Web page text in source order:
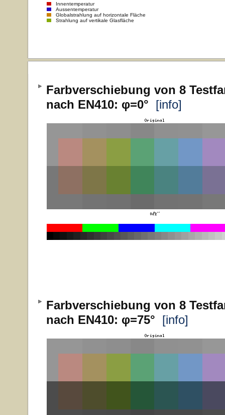
Innentemperatur
Aussentemperatur
Globalstrahlung auf horizontale Fläche
Strahlung auf vertikale Glasfläche
Farbverschiebung von 8
nach EN410: φ=0° [info]
Farbverschiebung von 8
nach EN410: φ=75° [info]